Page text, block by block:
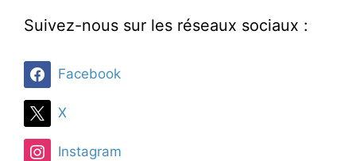
Suivez-nous sur les réseaux sociaux :
Facebook
X
Instagram